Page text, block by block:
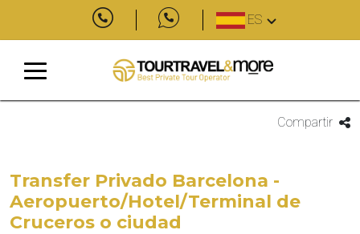
ES
Compartir
Transfer Privado Barcelona -
Aeropuerto/Hotel/Terminal de
Cruceros o ciudad